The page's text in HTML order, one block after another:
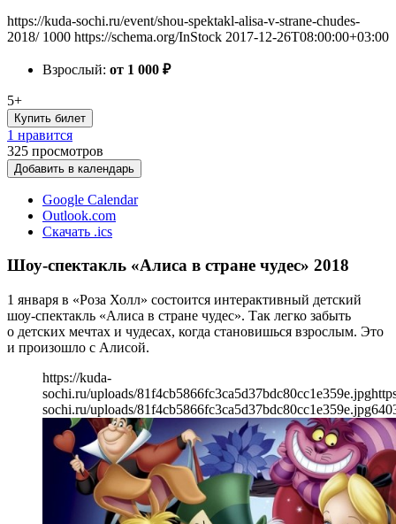
https://kuda-sochi.ru/event/shou-spektakl-alisa-v-strane-chudes-
2018/ 1000 https://schema.org/InStock 2017-12-26T08:00:00+03:00
Взрослый: от 1 000 ₽
5+
Купить билет
1 нравится
325 просмотров
Добавить в календарь
Google Calendar
Outlook.com
Скачать .ics
Шоу-спектакль «Алиса в стране чудес» 2018
1 января в «Роза Холл» состоится интерактивный детский
шоу-спектакль «Алиса в стране чудес». Так легко забыть
о детских мечтах и чудесах, когда становишься взрослым. Это
и произошло с Алисой.
https://kuda-
sochi.ru/uploads/81f4cb5866fc3ca5d37bdc80cc1e359e.jpg
sochi.ru/uploads/81f4cb5866fc3ca5d37bdc80cc1e359e.jpg640